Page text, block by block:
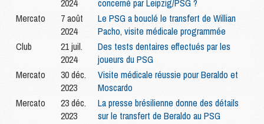
2024
concerné par Leipzig/PSG ?
Mercato
7 août
2024
Le PSG a bouclé le transfert de Willian
Pacho, visite médicale programmée
Club
21 juil.
2024
Des tests dentaires effectués par les
joueurs du PSG
Mercato
30 déc.
2023
Visite médicale réussie pour Beraldo et
Moscardo
Mercato
23 déc.
2023
La presse brésilienne donne des détails
sur le transfert de Beraldo au PSG